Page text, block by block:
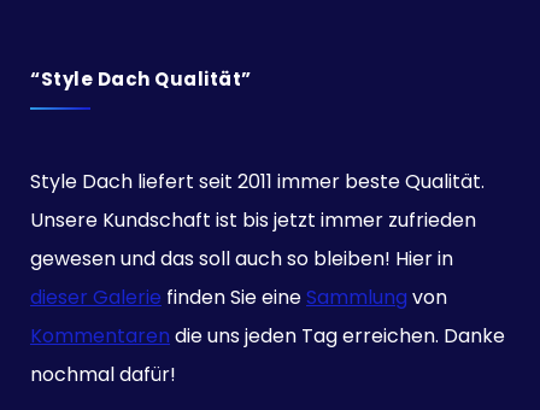
“Style Dach Qualität”
Style Dach liefert seit 2011 immer beste Qualität.
Unsere Kundschaft ist bis jetzt immer zufrieden
gewesen und das soll auch so bleiben! Hier in
dieser Galerie finden Sie eineSammlung von
Kommentaren die uns jeden Tag erreichen. Danke
nochmal dafür!